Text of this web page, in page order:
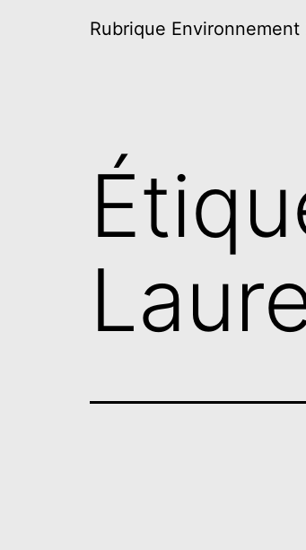
Rubrique Environnement